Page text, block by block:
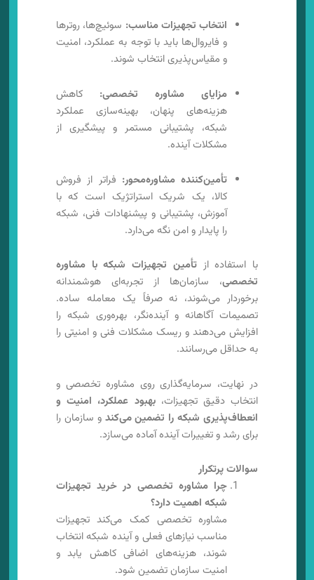
انتخاب تجهیزات مناسب: سوئیچ‌ها، روترها
و فایروال‌ها باید با توجه به عملکرد، امنیت
و مقیاس‌پذیری انتخاب شوند.
مزایای مشاوره تخصصی: کاهش
هزینه‌های پنهان، بهینه‌سازی عملکرد
شبکه، پشتیبانی مستمر و پیشگیری از
مشکلات آینده.
تأمین‌کننده مشاوره‌محور: فراتر از فروش
کالا، یک شریک استراتژیک است که با
آموزش، پشتیبانی و پیشنهادات فنی، شبکه
را پایدار و امن نگه می‌دارد.
با استفاده ازتأمین تجهیزات شبکه با مشاوره
تخصصی، سازمان‌ها از تجربه‌ای هوشمندانه
برخوردار می‌شوند، نه صرفاً یک معامله ساده.
تصمیمات آگاهانه و آینده‌نگر، بهره‌وری شبکه را
افزایش می‌دهند و ریسک مشکلات فنی و امنیتی را
به حداقل می‌رسانند.
در نهایت، سرمایه‌گذاری روی مشاوره تخصصی و
انتخاب دقیق تجهیزات،بهبود عملکرد، امنیت و
انعطاف‌پذیری شبکه را تضمین می‌کند و سازمان را
برای رشد و تغییرات آینده آماده می‌سازد.
سوالات پرتکرار
چرا مشاوره تخصصی در خرید تجهیزات
شبکه اهمیت دارد؟
مشاوره تخصصی کمک می‌کند تجهیزات
مناسب نیازهای فعلی و آینده شبکه انتخاب
شوند، هزینه‌های اضافی کاهش یابد و
امنیت سازمان تضمین شود.